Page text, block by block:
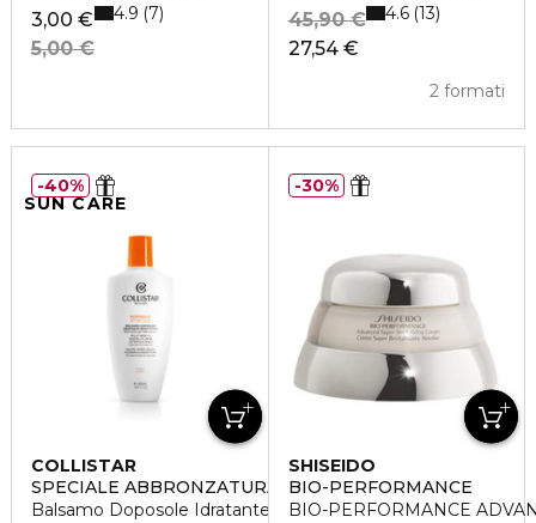
3,00 €
5,00 €
4.9 7
27,54 €
45,90 €
2 formati
4.6 13
SUN CARE
COLLISTAR
SPECIALE ABBRONZATURA PERFETTA
Balsamo Doposole Idratante Restitutivo
40%
SHISEIDO
BIO-PERFORMANCE
BIO-PERFORMANCE
30%